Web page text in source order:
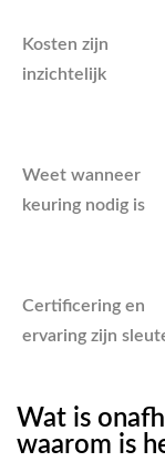
Kosten zijn
inzichtelijk
Weet wanneer
keuring nodig is
Certificering en
ervaring zijn
Wat is
waarom is